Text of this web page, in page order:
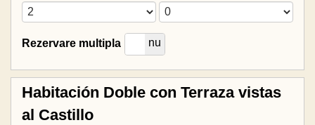
Rezervare multipla
da nu
Habitación Doble con Terraza vistas
al Castillo